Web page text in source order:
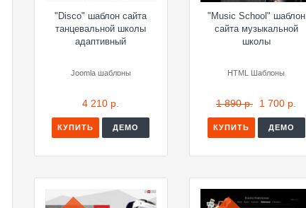
"Disco" шаблон сайта
танцевальной школы
адаптивный
Joomla шаблоны
4 210 р.
КУПИТЬ ДЕМО
"Music School" шаблон
сайта музыкальной
школы
HTML Шаблоны
1 890 р. 1 700 р.
КУПИТЬ ДЕМО